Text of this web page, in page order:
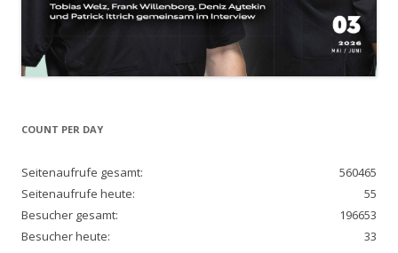
COUNT PER DAY
560465
Seitenaufrufe gesamt:
55
Seitenaufrufe heute:
196653
Besucher gesamt:
33
Besucher heute: